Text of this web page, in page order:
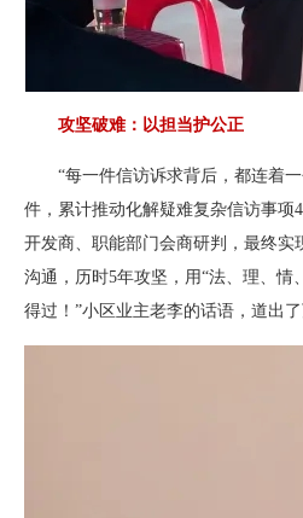
攻坚破难：以担当护公正
“每一件信访诉求背后，都连着
件，累计推动化解疑难复杂信访事项
开发商、职能部门会商研判，最终实
沟通，历时5年攻坚，用“法、理、
得过！”小区业主老李的话语，道出